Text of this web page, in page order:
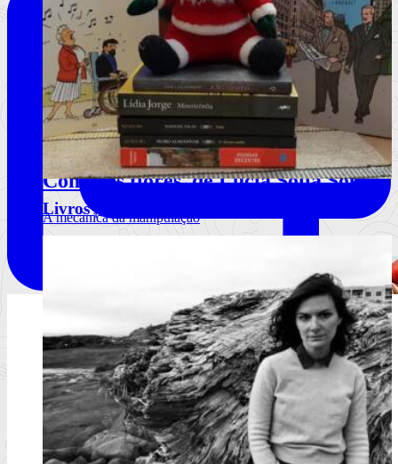
Livros | Sugestões para o Natal 2024
Comerás flores, de Lucía Solla Sobral
A mecânica da manipulação